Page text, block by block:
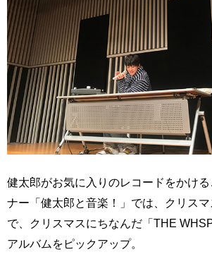
健太郎がお気に入りのレコードをかけ
ナー「健太郎と音楽！」では、クリス
で、クリスマスにちなんだ「THE
アルバムをピックアップ。